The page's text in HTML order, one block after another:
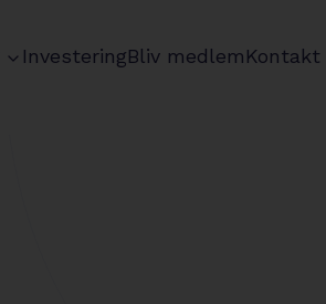
chevron
InvesteringBliv medlemKontakt